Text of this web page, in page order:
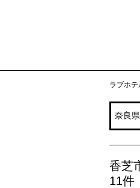
ラブホテ
香芝
11件